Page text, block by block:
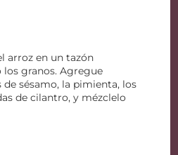
arroz en un tazón
los granos. Agregue
de sésamo, la pimienta, los
de cilantro, y mézclelo